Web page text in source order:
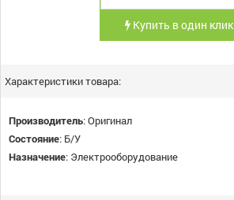
Купить в один клик
Характеристики товара:
Производитель:Оригинал
Состояние: Б/У
Назначение: Электрооборудование